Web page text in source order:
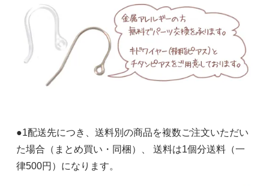
●1配送先につき、送料別の商品を複数ご注文いただい
た場合（まとめ買い・同梱）、 送料は1個分送料（一
律500円）になります。
ピアス
3,600円(内税)